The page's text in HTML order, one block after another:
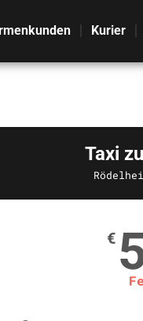
Kurier
Taxi
€